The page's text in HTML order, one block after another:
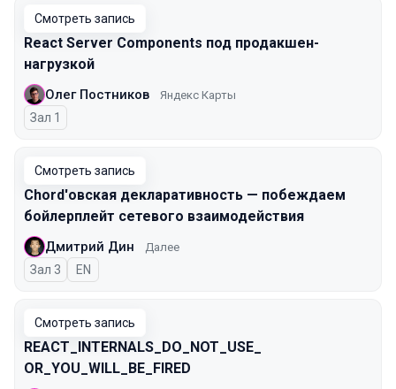
Смотреть запись
React Server Components под продакшен-
нагрузкой
Олег Постников Яндекс Карты
Зал 1
Смотреть запись
Chord'овская декларативность — побеждаем
бойлерплейт сетевого взаимодействия
Дмитрий Дин Далее
Зал 3 На английском языке
EN
Смотреть запись
REACT_INTERNALS_​DO_NOT_USE_​
OR_YOU_WILL_BE_FIRED